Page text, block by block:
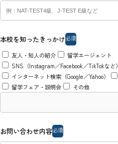
本校を知ったきっかけ必須
友人・知人の紹介
留学エージェント
SNS（Instagram／Facebook／TikTokなど）
インターネット検索（Google／Yahoo）
留学フェア・説明会
その他
お問い合わせ内容必須